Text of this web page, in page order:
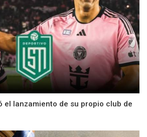
el lanzamiento de su propio club de